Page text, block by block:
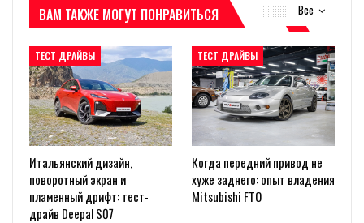
Все
ВАМ ТАКЖЕ МОГУТ ПОНРАВИТЬСЯ
ТЕСТ ДРАЙВЫ
Итальянский дизайн,
поворотный экран и
пламенный дрифт: тест-
драйв Deepal S07
ТЕСТ ДРАЙВЫ
Когда передний привод не
хуже заднего: опыт владения
Mitsubishi FTO